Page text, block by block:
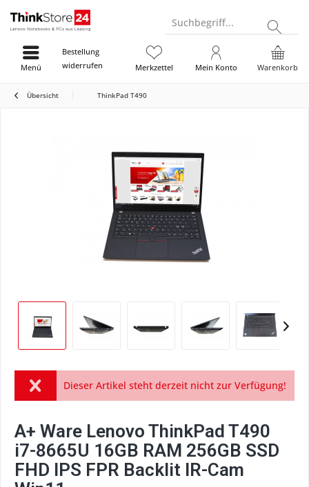
Suchbegriff...
Bestellung
widerrufen
Warenkorb
Merkzettel Mein Konto
Menü
Übersicht ThinkPad T490
Dieser Artikel steht derzeit nicht zur Verfügung!
A+ Ware Lenovo ThinkPad T490
i7-8665U 16GB RAM 256GB SSD
FHD IPS FPR Backlit IR-Cam